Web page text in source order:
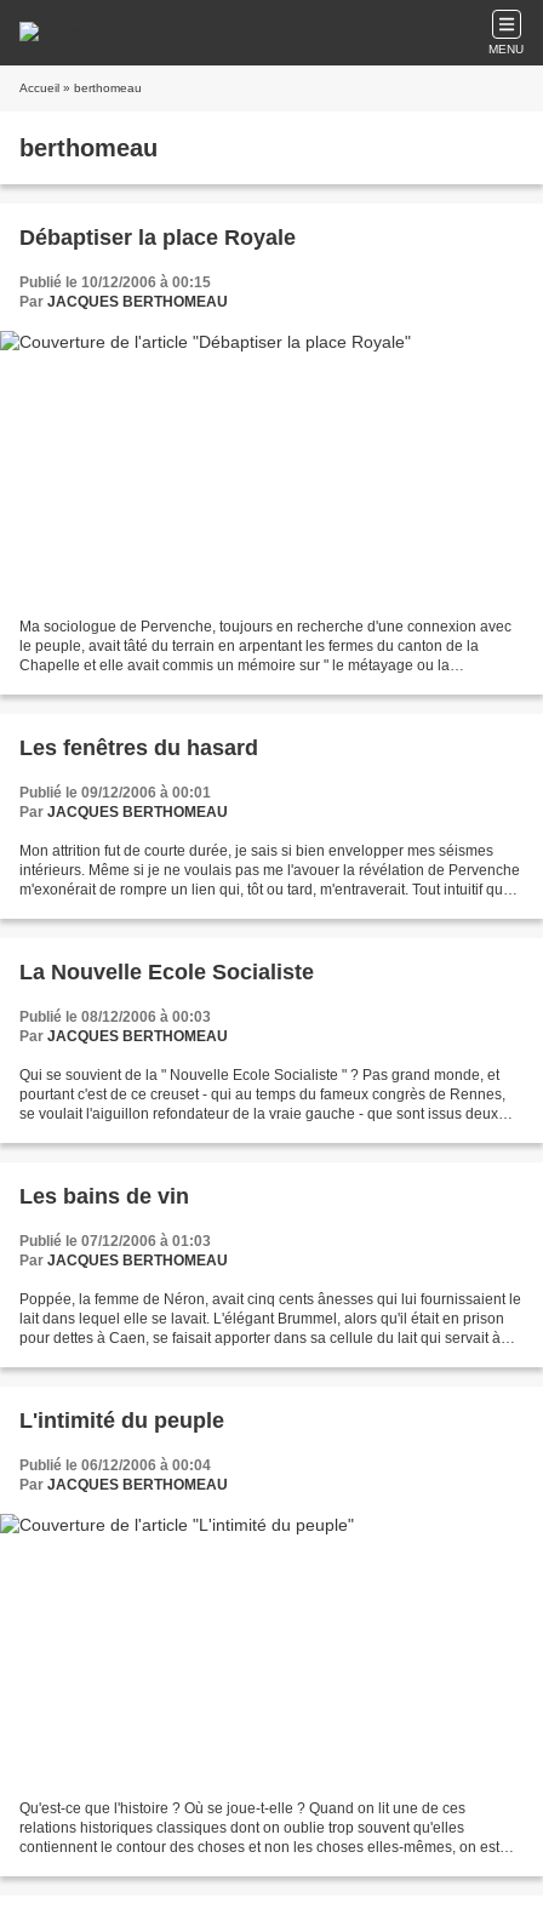
MENU
Accueil » berthomeau
berthomeau
Débaptiser la place Royale
Publié le 10/12/2006 à 00:15
Par JACQUES BERTHOMEAU
Ma sociologue de Pervenche, toujours en recherche d'une connexion avec
le peuple, avait tâté du terrain en arpentant les fermes du canton de la
Chapelle et elle avait commis un mémoire sur " le métayage ou la
Les fenêtres du hasard
Publié le 09/12/2006 à 00:01
Par JACQUES BERTHOMEAU
Mon attrition fut de courte durée, je sais si bien envelopper mes séismes
intérieurs. Même si je ne voulais pas me l'avouer la révélation de Pervenche
m'exonérait de rompre un lien qui, tôt ou tard, m'entraverait. Tout intuitif que
La Nouvelle Ecole Socialiste
Publié le 08/12/2006 à 00:03
Par JACQUES BERTHOMEAU
Qui se souvient de la " Nouvelle Ecole Socialiste " ? Pas grand monde, et
pourtant c'est de ce creuset - qui au temps du fameux congrès de Rennes,
se voulait l'aiguillon refondateur de la vraie gauche - que sont issus deux
Les bains de vin
Publié le 07/12/2006 à 01:03
Par JACQUES BERTHOMEAU
Poppée, la femme de Néron, avait cinq cents ânesses qui lui fournissaient le
lait dans lequel elle se lavait. L'élégant Brummel, alors qu'il était en prison
pour dettes à Caen, se faisait apporter dans sa cellule du lait qui servait à
L'intimité du peuple
Publié le 06/12/2006 à 00:04
Par JACQUES BERTHOMEAU
Qu'est-ce que l'histoire ? Où se joue-t-elle ? Quand on lit une de ces
relations historiques classiques dont on oublie trop souvent qu'elles
contiennent le contour des choses et non les choses elles-mêmes, on est